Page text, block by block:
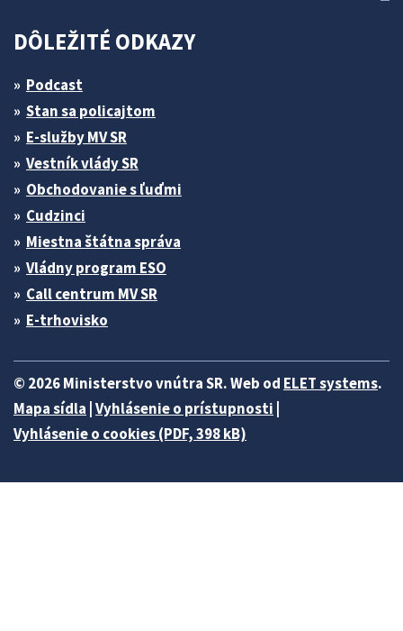
DÔLEŽITÉ ODKAZY
Podcast
Stan sa policajtom
E-služby MV SR
Vestník vlády SR
Obchodovanie s ľuďmi
Cudzinci
Miestna štátna správa
Vládny program ESO
Call centrum MV SR
E-trhovisko
© 2026 Ministerstvo vnútra SR. Web od ELET systems.
Mapa sídla Vyhlásenie o prístupnosti
Vyhlásenie o cookies (PDF, 398 kB)